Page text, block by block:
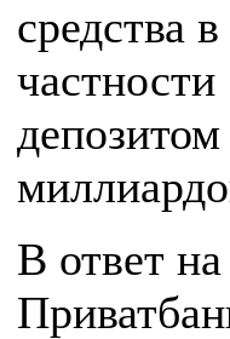
средства
В ответ